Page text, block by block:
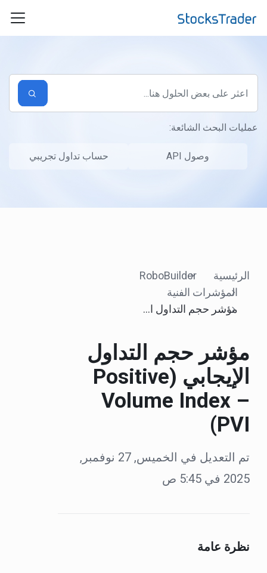
عمليات البحث الشائعة:
وصول API حساب تداول تجريبي
الرئيسية
RoboBuilder
المؤشرات الفنية
مؤشر حجم التداول الإيجابي (Positive Volume Index – PVI)
مؤشر حجم التداول
الإيجابي (Positive
Volume Index –
PVI)
تم التعديل في الخميس, 27 نوفمبر,
2025 في 5:45 ص
نظرة عامة